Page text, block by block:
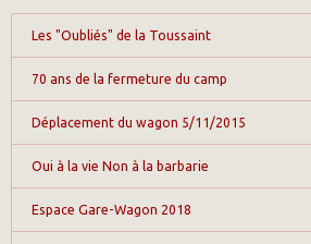
Les "Oubliés" de la Toussaint
70 ans de la fermeture du camp
Déplacement du wagon 5/11/2015
Oui à la vie Non à la barbarie
Espace Gare-Wagon 2018